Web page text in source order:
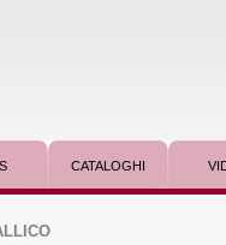
CATALOGHI